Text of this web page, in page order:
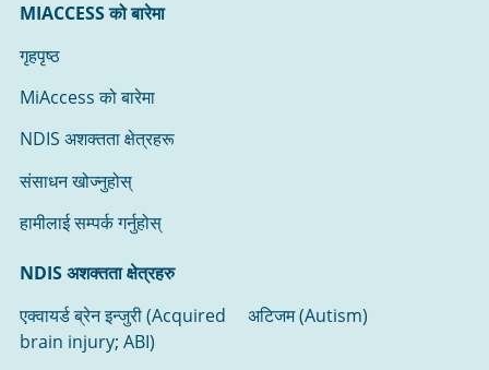
MIACCESS को बारेमा
गृहपृष्ठ
MiAccess को बारेमा
NDIS अशक्तता क्षेत्रहरू
संसाधन खोज्नुहोस्‌
हामीलाई सम्पर्क गर्नुहोस्
NDIS अशक्तता क्षेत्रहरु
एक्वायर्ड ब्रेन इन्जुरी (Acquired
brain injury; ABI)
अटिजम (Autism)